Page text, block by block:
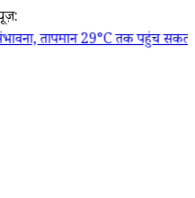
तक पहुंच सकता है|Mumbai